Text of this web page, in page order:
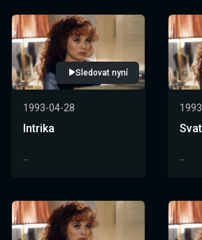
Sledovat nyní
1993-04-28
Intrika
-- --